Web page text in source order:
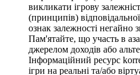
викликати ігрову
(принципів)
ознак залежності негайно
Пам'ятайте, що участь в
джерелом доходів або
Інформаційний ресурс
ігри на реальні та/або